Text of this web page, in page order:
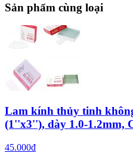
Sản phẩm cùng loại
Lam kính thủy tinh
(1''x3''), dày 1.0-1.2mm,
45.000đ